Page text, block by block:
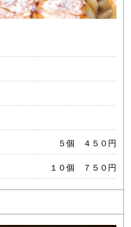
５個 ４５０円
１０個 ７５０円